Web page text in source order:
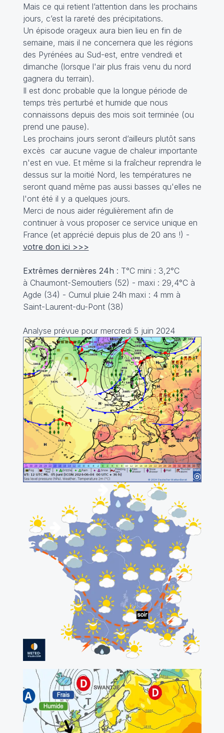
Mais ce qui retient l’attention dans les prochains
jours, c’est la rareté des précipitations.
Un épisode orageux aura bien lieu en fin de
semaine, mais il ne concernera que les régions
des Pyrénées au Sud-est, entre vendredi et
dimanche (lorsque l'air plus frais venu du nord
gagnera du terrain).
Il est donc probable que la longue période de
temps très perturbé et humide que nous
connaissons depuis des mois soit terminée (ou
prend une pause).
Les prochains jours seront d’ailleurs plutôt sans
excès car aucune vague de chaleur importante
n'est en vue. Et même si la fraîcheur reprendra le
dessus sur la moitié Nord, les températures ne
seront quand même pas aussi basses qu'elles ne
l'ont été il y a quelques jours.
Merci de nous aider régulièrement afin de
continuer à vous proposer ce service unique en
France (et apprécié depuis plus de 20 ans !) -
votre don ici >>>
Extrêmes dernières 24h : T°C mini : 3,2°C
à Chaumont-Semoutiers (52) - maxi : 29,4°C à
Agde (34) - Cumul pluie 24h maxi : 4 mm à
Saint-Laurent-du-Pont (38)
Analyse prévue pour mercredi 5 juin 2024